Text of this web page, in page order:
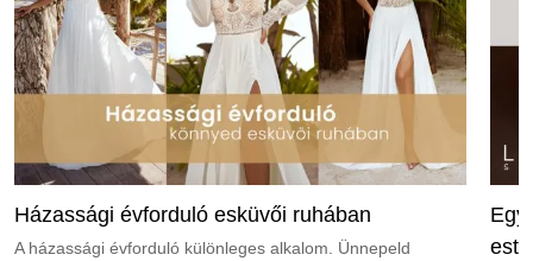
Házassági évforduló esküvői ruhában
A házassági évforduló különleges alkalom. Ünnepeld
Egy